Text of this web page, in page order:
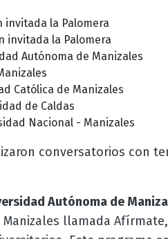
invitada la Palomera
invitada la Palomera
Autónoma de Manizales
Católica de Manizales
de Caldas
Nacional - Manizales
conversatorios con
Autónoma de
llamada